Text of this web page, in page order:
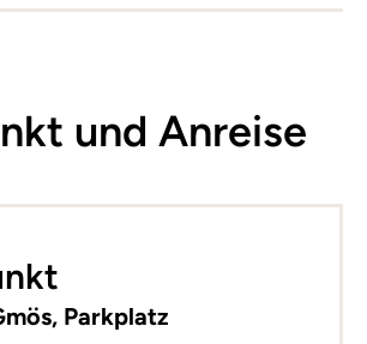
und Anreise
Parkplatz